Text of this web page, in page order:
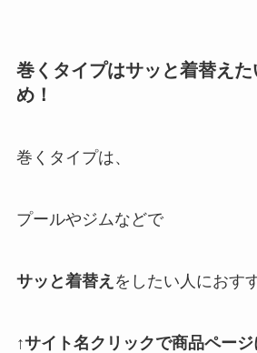
巻くタイプはサッと着替え
め！
巻くタイプは、
プールやジムなどで
サッと着替え をしたい人におす
↑サイト名クリックで商品ペー